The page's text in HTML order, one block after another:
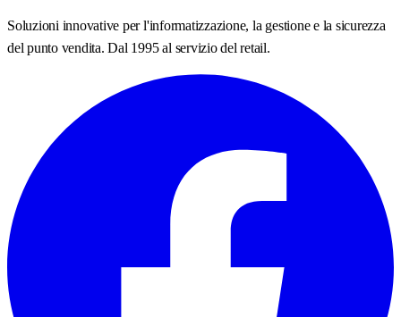
Soluzioni innovative per l'informatizzazione, la gestione e la sicurezza
del punto vendita. Dal 1995 al servizio del retail.